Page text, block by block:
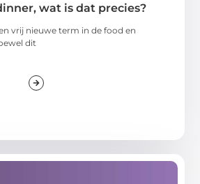
wat is dat precies?
vrij nieuwe term in de food en
dit